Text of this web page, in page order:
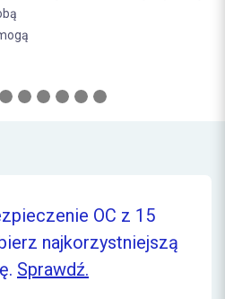
finansów czy relacji, ale
naszymi ubezpieczeniami? To...
najkorzystniejszą
Sprawdź.